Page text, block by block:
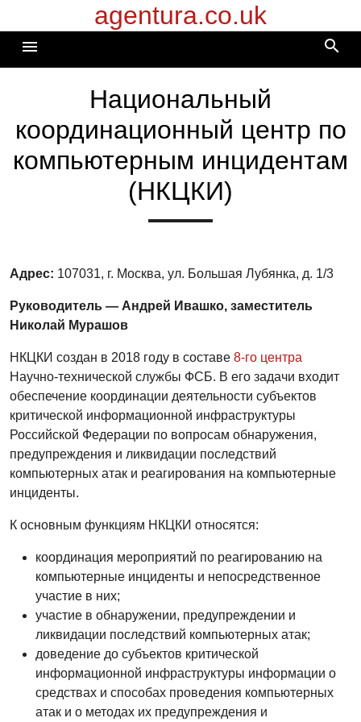
к
содержимому
agentura.co.uk
menu search
Национальный
координационный центр по
компьютерным инцидентам
(НКЦКИ)
Адрес: 107031, г. Москва, ул. Большая Лубянка, д. 1/3
Руководитель — Андрей Ивашко, заместитель
Николай Мурашов
НКЦКИ создан в 2018 году в составе 8-го центра
Научно-технической службы ФСБ. В его задачи входит
обеспечение координации деятельности субъектов
критической информационной инфраструктуры
Российской Федерации по вопросам обнаружения,
предупреждения и ликвидации последствий
компьютерных атак и реагирования на компьютерные
инциденты.
К основным функциям НКЦКИ относятся:
координация мероприятий по реагированию на
компьютерные инциденты и непосредственное
участие в них;
участие в обнаружении, предупреждении и
ликвидации последствий компьютерных атак;
доведение до субъектов критической
информационной инфраструктуры информации о
средствах и способах проведения компьютерных
атак и о методах их предупреждения и